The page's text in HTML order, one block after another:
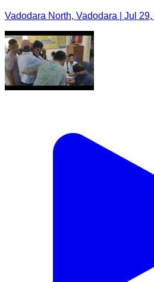
Vadodara North, Vadodara | Jul